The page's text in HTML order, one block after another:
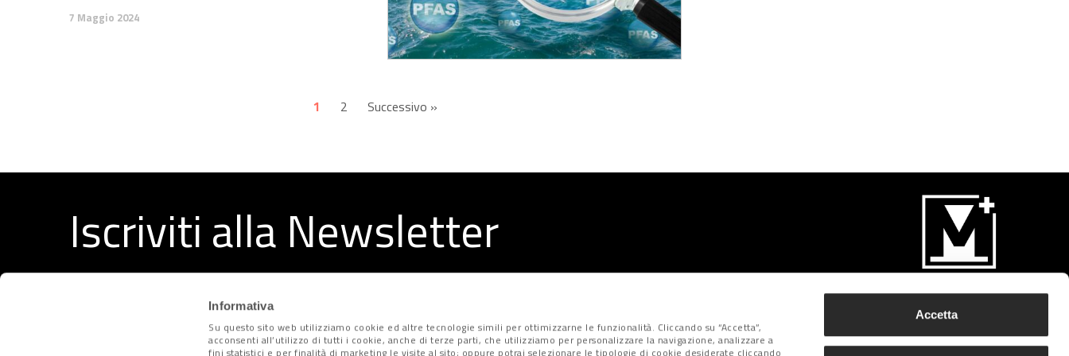
Informativa
Su questo sito web utilizziamo cookie ed altre tecnologie simili per ottimizzarne le funzionalità. Cliccando su “Accetta”,
acconsenti all’utilizzo di tutti i cookie, anche di terze parti, che utilizziamo per personalizzare la navigazione, analizzare a
fini statistici e per finalità di marketing le visite al sito; oppure potrai selezionare le tipologie di cookie desiderate cliccando
Accetta
7 Maggio 2024
1 2 Successivo »
Iscriviti alla Newsletter
Iscriviti